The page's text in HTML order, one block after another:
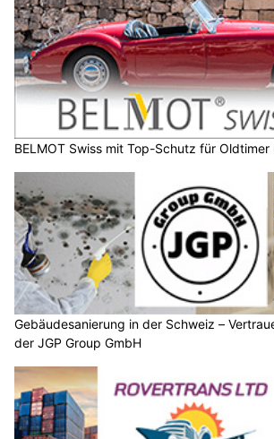
BELMOT Swiss mit Top-Schutz für
Gebäudesanierung in der Schweiz –
der JGP Group GmbH